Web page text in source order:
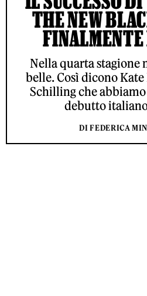
THE NEW
Nella quarta stagione
belle. Così dicono
Schilling che
debutto
DI FEDERICA